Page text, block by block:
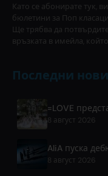
Като се абонирате тук,
бюлетини за Поп
Ще трябва да
връзката в имейла,
Последни
8 август 2026
8 август 2026